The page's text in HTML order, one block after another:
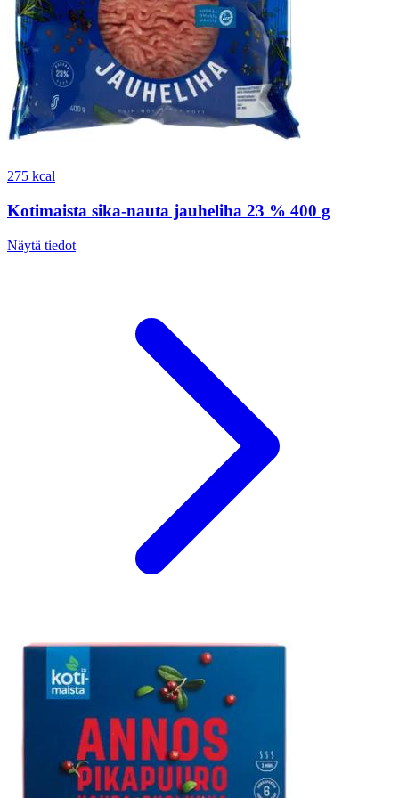
275 kcal
Kotimaista sika-nauta jauheliha 23 % 400 g
Näytä tiedot